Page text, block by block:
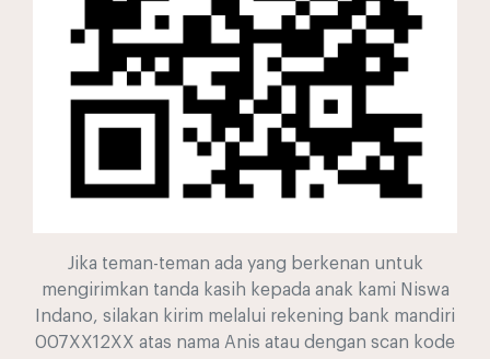
Jika teman-teman ada yang berkenan untuk
mengirimkan tanda kasih kepada anak kami Niswa
Indano, silakan kirim melalui rekening bank mandiri
007XX12XX atas nama Anis atau dengan scan kode